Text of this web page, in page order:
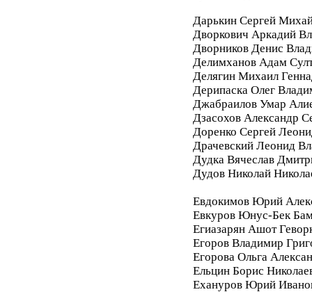
Дарькин Сергей
Дворкович Аркадий
Дворников Денис
Делимханов Адам
Делягин Михаил
Дерипаска Олег
Джабраилов Умар
Дзасохов Александр
Доренко Сергей
Драчевский Леонид
Дудка Вячеслав
Дудов Николай
Евдокимов Юрий
Евкуров Юнус-Бек
Егиазарян Ашот
Егоров Владимир
Егорова Ольга
Ельцин Борис
Ехануров Юрий